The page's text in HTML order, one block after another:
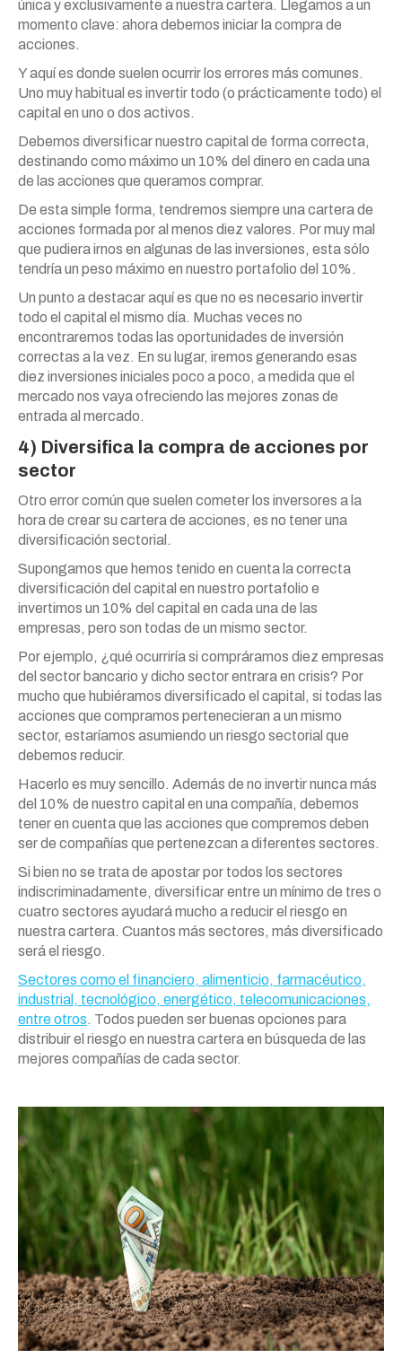
única y exclusivamente a nuestra cartera. Llegamos a un
momento clave: ahora debemos iniciar la compra de
acciones.
Y aquí es donde suelen ocurrir los errores más comunes.
Uno muy habitual es invertir todo (o prácticamente todo) el
capital en uno o dos activos.
Debemos diversificar nuestro capital de forma correcta,
destinando como máximo un 10% del dinero en cada una
de las acciones que queramos comprar.
De esta simple forma, tendremos siempre una cartera de
acciones formada por al menos diez valores. Por muy mal
que pudiera irnos en algunas de las inversiones, esta sólo
tendría un peso máximo en nuestro portafolio del 10%.
Un punto a destacar aquí es que no es necesario invertir
todo el capital el mismo día. Muchas veces no
encontraremos todas las oportunidades de inversión
correctas a la vez. En su lugar, iremos generando esas
diez inversiones iniciales poco a poco, a medida que el
mercado nos vaya ofreciendo las mejores zonas de
entrada al mercado.
4) Diversifica la compra de acciones por
sector
Otro error común que suelen cometer los inversores a la
hora de crear su cartera de acciones, es no tener una
diversificación sectorial.
Supongamos que hemos tenido en cuenta la correcta
diversificación del capital en nuestro portafolio e
invertimos un 10% del capital en cada una de las
empresas, pero son todas de un mismo sector.
Por ejemplo, ¿qué ocurriría si compráramos diez empresas
del sector bancario y dicho sector entrara en crisis? Por
mucho que hubiéramos diversificado el capital, si todas las
acciones que compramos pertenecieran a un mismo
sector, estaríamos asumiendo un riesgo sectorial que
debemos reducir.
Hacerlo es muy sencillo. Además de no invertir nunca más
del 10% de nuestro capital en una compañía, debemos
tener en cuenta que las acciones que compremos deben
ser de compañías que pertenezcan a diferentes sectores.
Si bien no se trata de apostar por todos los sectores
indiscriminadamente, diversificar entre un mínimo de tres o
cuatro sectores ayudará mucho a reducir el riesgo en
nuestra cartera. Cuantos más sectores, más diversificado
será el riesgo.
Sectores como el financiero, alimenticio, farmacéutico,
industrial, tecnológico, energético, telecomunicaciones,
entre otros. Todos pueden ser buenas opciones para
distribuir el riesgo en nuestra cartera en búsqueda de las
mejores compañías de cada sector.